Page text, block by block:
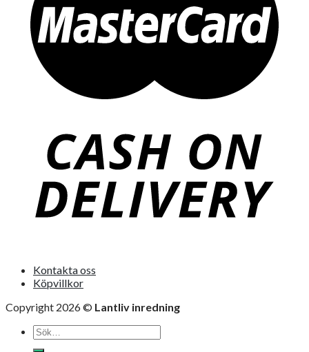
Kontakta oss
Köpvillkor
Copyright 2026 © Lantliv inredning
Sök
efter: